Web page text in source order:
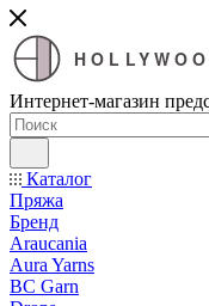
Интернет-магазин
Каталог
Пряжа
Бренд
Araucania
Aura Yarns
BC Garn